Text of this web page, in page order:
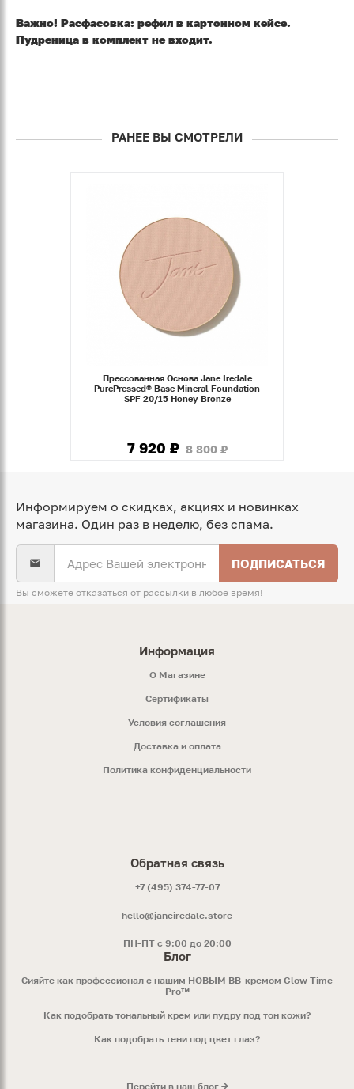
Важно! Расфасовка: рефил в картонном кейсе.
Пудреница в комплект не входит.
РАНЕЕ ВЫ СМОТРЕЛИ
Прессованная Основа Jane Iredale
PurePressed® Base Mineral Foundation
SPF 20/15 Honey Bronze
7 920 ₽ 8 800 ₽
Информируем о скидках, акциях и новинках
магазина. Один раз в неделю, без спама.
ПОДПИСАТЬСЯ
Вы сможете отказаться от рассылки в любое время!
Информация
O Магазине
Сертификаты
Условия соглашения
Доставка и оплата
Политика конфиденциальности
Обратная связь
+7 (495) 374-77-07
hello@janeiredale.store
ПН-ПТ с 9:00 до 20:00
Блог
Сияйте как профессионал с нашим НОВЫМ ВВ-кремом Glow Time
Pro™
Как подобрать тональный крем или пудру под тон кожи?
Как подобрать тени под цвет глаз?
Перейти в наш блог →